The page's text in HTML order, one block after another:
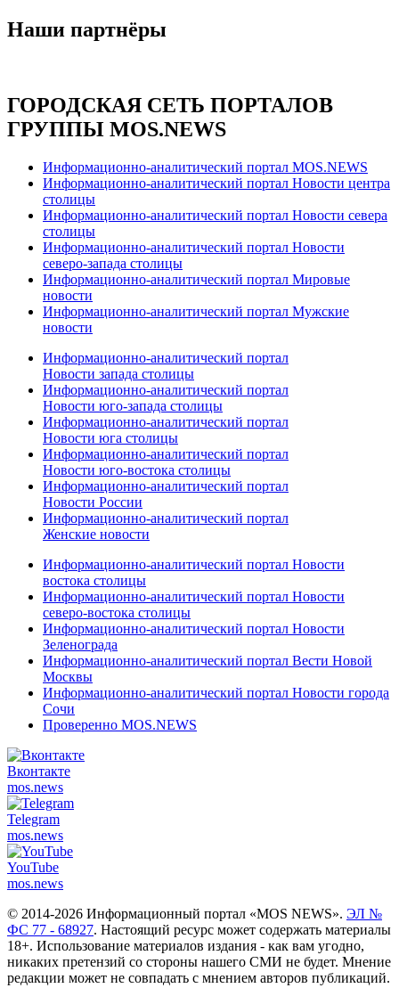
Наши партнёры
ГОРОДСКАЯ СЕТЬ ПОРТАЛОВ
ГРУППЫ MOS.NEWS
Информационно-аналитический портал MOS.NEWS
Информационно-аналитический портал Новости центра
столицы
Информационно-аналитический портал Новости севера
столицы
Информационно-аналитический портал Новости
северо-запада столицы
Информационно-аналитический портал Мировые
новости
Информационно-аналитический портал Мужские
новости
Информационно-аналитический портал
Новости запада столицы
Информационно-аналитический портал
Новости юго-запада столицы
Информационно-аналитический портал
Новости юга столицы
Информационно-аналитический портал
Новости юго-востока столицы
Информационно-аналитический портал
Новости России
Информационно-аналитический портал
Женские новости
Информационно-аналитический портал Новости
востока столицы
Информационно-аналитический портал Новости
северо-востока столицы
Информационно-аналитический портал Новости
Зеленограда
Информационно-аналитический портал Вести Новой
Москвы
Информационно-аналитический портал Новости города
Сочи
Проверенно MOS.NEWS
Вконтакте
mos.news
Telegram
mos.news
YouTube
mos.news
© 2014-2026 Информационный портал «MOS NEWS». ЭЛ №
ФС 77 - 68927. Настоящий ресурс может содержать материалы
18+. Использование материалов издания - как вам угодно,
никаких претензий со стороны нашего СМИ не будет. Мнение
редакции может не совпадать с мнением авторов публикаций.